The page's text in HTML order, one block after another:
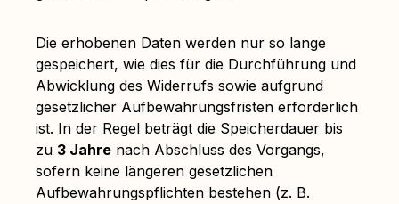
Die erhobenen Daten werden nur so lange
gespeichert, wie dies für die Durchführung und
Abwicklung des Widerrufs sowie aufgrund
gesetzlicher Aufbewahrungsfristen erforderlich
ist. In der Regel beträgt die Speicherdauer bis
zu 3 Jahre nach Abschluss des Vorgangs,
sofern keine längeren gesetzlichen
Aufbewahrungspflichten bestehen (z. B.